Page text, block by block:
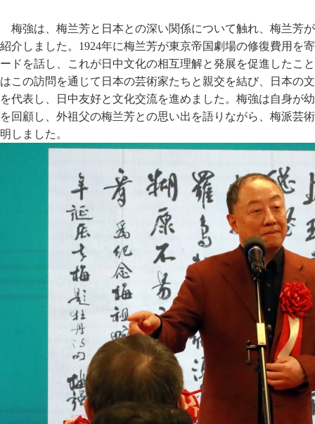
梅強は、梅兰芳と日本との深い関係について触れ、梅兰芳
紹介しました。1924年に梅兰芳が東京帝国劇場の修復費用を
ードを話し、これが日中文化の相互理解と発展を促進したこ
はこの訪問を通じて日本の芸術家たちと親交を結び、日本の
を代表し、日中友好と文化交流を進めました。梅強は自身が
を回顧し、外祖父の梅兰芳との思い出を語りながら、梅派芸
明しました。